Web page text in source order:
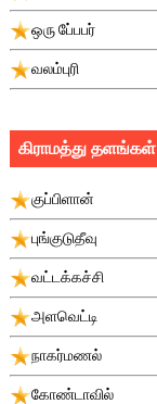
ஒரு பே்பபர்
வலம்புரி
கிராமத்து தளங்கள்
குப்பிளான்
புங்குடுதீவு
வட்டக்கச்சி
அளவெட்டி
நாகர்மணல்
கோண்டாவில்